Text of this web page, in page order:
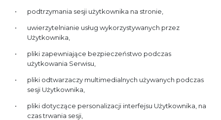
podtrzymania sesji użytkownika na stronie,
uwierzytelnianie usług wykorzystywanych przez
Użytkownika,
pliki zapewniające bezpieczeństwo podczas
użytkowania Serwisu,
pliki odtwarzaczy multimedialnych używanych podczas
sesji Użytkownika,
pliki dotyczące personalizacji interfejsu Użytkownika, na
czas trwania sesji,